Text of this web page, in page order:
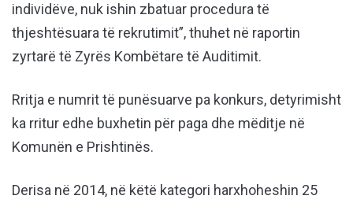
individëve, nuk ishin zbatuar procedura të
thjeshtësuara të rekrutimit”, thuhet në raportin
zyrtarë të Zyrës Kombëtare të Auditimit.
Rritja e numrit të punësuarve pa konkurs, detyrimisht
ka rritur edhe buxhetin për paga dhe mëditje në
Komunën e Prishtinës.
Derisa në 2014, në këtë kategori harxhoheshin 25